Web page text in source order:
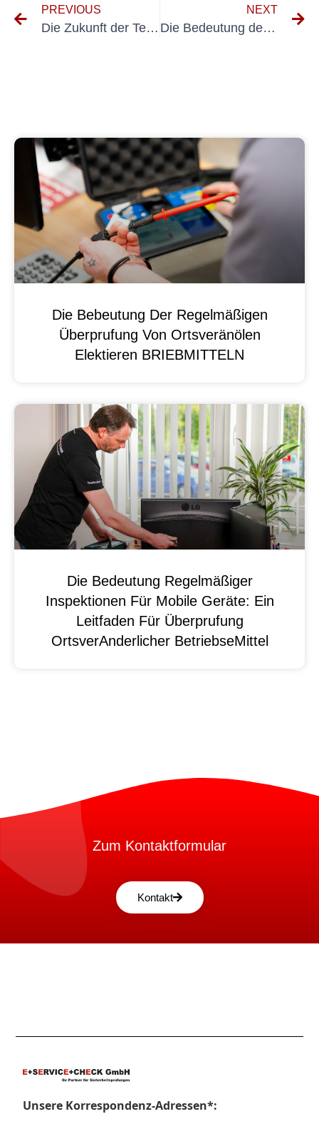
PREVIOUS
Die Zukunft der Technologie: Ein Blick auf 0100 600 und sein Potenzial
NEXT
Die Bedeutung der UVV-Prüfung in Porta Westfalica verstehen
Die Bebeutung Der Regelmäßigen
Überprufung Von Ortsveränölen
Elektieren BRIEBMITTELN
Die Bedeutung Regelmäßiger
Inspektionen Für Mobile Geräte: Ein
Leitfaden Für Überprufung
OrtsverAnderlicher BetriebseMittel
Zum Kontaktformular
Kontakt
Unsere Korrespondenz-Adressen*: